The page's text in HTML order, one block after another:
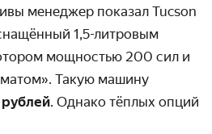
менеджер показал Tucson
1,5-литровым
мощностью 200 сил и
Такую машину
. Однако тёплых опций